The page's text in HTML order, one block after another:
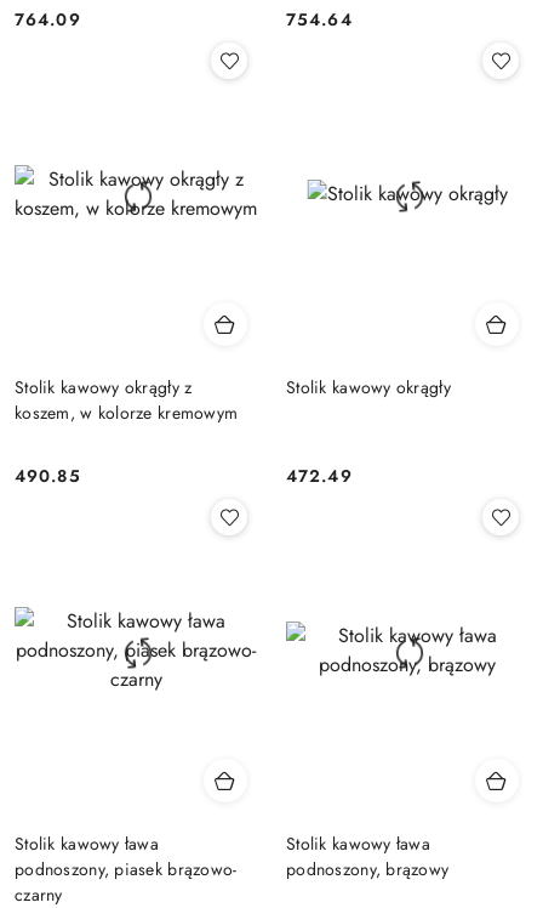
Cena:
764.09 Cena:
754.64
Stolik kawowy okrągły z
koszem, w kolorze kremowym
Cena:
490.85
Stolik kawowy okrągły
Cena:
472.49
Stolik kawowy ława
podnoszony, piasek brązowo-
czarny
Stolik kawowy ława
podnoszony, brązowy